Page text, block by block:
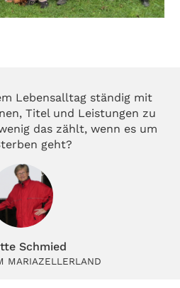
Schmied
MARIAZELLERLAND
Lebensalltag ständig mit
Titel und Leistungen zu
das zählt, wenn es um
geht?